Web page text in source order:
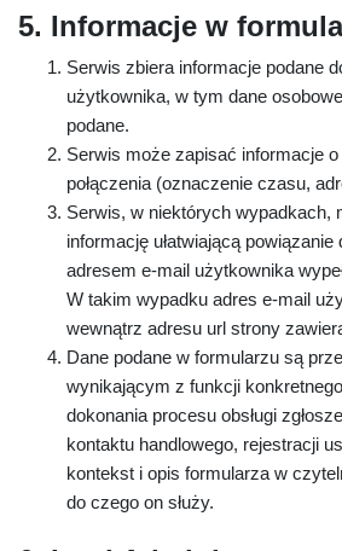
5. Informacje w
Serwis zbiera informacje podane
użytkownika, w tym dane
podane.
Serwis może zapisać informacje
połączenia (oznaczenie czasu,
Serwis, w niektórych wypadkach,
informację ułatwiającą
adresem e-mail użytkownika
W takim wypadku adres e-mail
wewnątrz adresu url strony
Dane podane w formularzu są
wynikającym z funkcji
dokonania procesu obsługi
kontaktu handlowego, rejestracji
kontekst i opis formularza w
do czego on służy.